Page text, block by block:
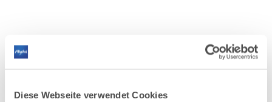
Diese Webseite verwendet Cookies